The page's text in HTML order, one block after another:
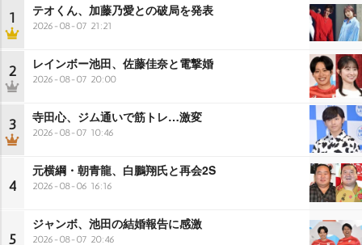
1 テオくん、加藤乃愛との破局を発表
2026-08-07 21:21
2 レインボー池田、佐藤佳奈と電撃婚
2026-08-07 20:00
3 寺田心、ジム通いで筋トレ…激変
2026-08-07 10:46
4
元横綱・朝青龍、白鵬翔氏と再会2S
2026-08-06 16:16
5
ジャンボ、池田の結婚報告に感激
2026-08-07 20:46